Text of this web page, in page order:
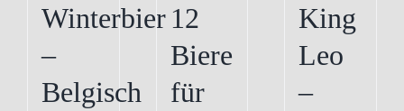
Winterbier
–
Belgisch
12
Biere
für
King
Leo
–